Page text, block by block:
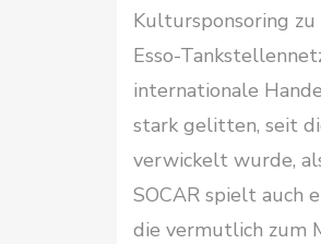
Kultursponsoring zu
Esso-
internationale
stark gelitten, seit
verwickelt wurde,
SOCAR spielt auch
die vermutlich zum